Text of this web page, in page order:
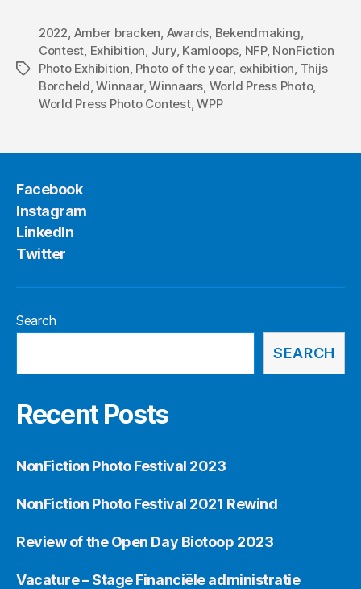
Tags
2022 Amber bracken Awards Bekendmaking
Contest Exhibition Jury, Kamloops NFP, NonFiction
Photo Exhibition Photo of the year, exhibition Thijs
Borcheld ,Winnaar,Winnaars World Press Photo,
World Press Photo Contest,WPP
Facebook
Instagram
LinkedIn
Twitter
Search
SEARCH
Recent Posts
NonFiction Photo Festival 2023
NonFiction Photo Festival 2021 Rewind
Review of the Open Day Biotoop 2023
Vacature – Stage Financiële administratie